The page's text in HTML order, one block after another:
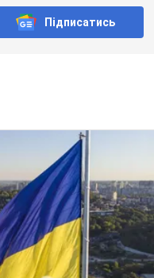
гімну України та
про це не
куплет та приспів пісні
53: що